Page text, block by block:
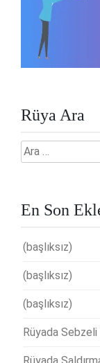
Rüya Ara
Arama:
En Son
(başlıksız)
(başlıksız)
(başlıksız)
Rüyada Sebzeli